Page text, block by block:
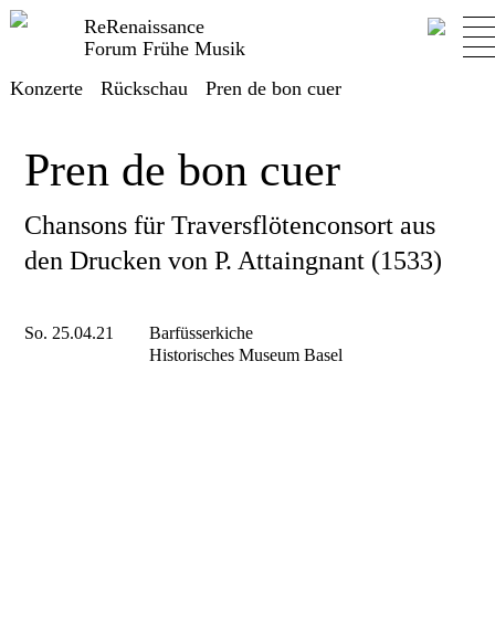
ReRenaissance
Forum Frühe Musik
Konzerte
Rückschau Pren de bon cuer
Pren de bon cuer
Chansons für Traversflötenconsort aus
den Drucken von P. Attaingnant (1533)
So. 25.04.21
Barfüsserkiche
Historisches Museum Basel